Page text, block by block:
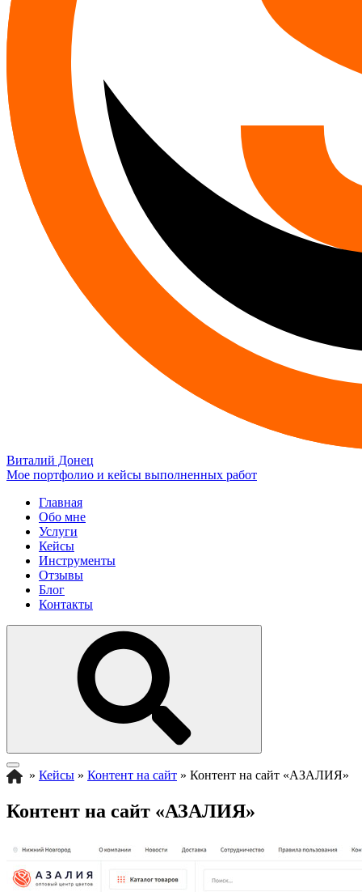
Виталий Донец
Мое портфолио и кейсы выполненных работ
Главная
Обо мне
Услуги
Кейсы
Инструменты
Отзывы
Блог
Контакты
» Кейсы » Контент на сайт » Контент на сайт «АЗАЛИЯ»
Контент на сайт «АЗАЛИЯ»